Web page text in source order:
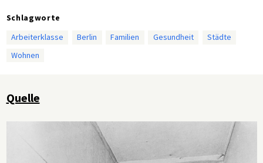
Schlagworte
Arbeiterklasse
Berlin Familien Gesundheit
Städte
Wohnen
Quelle